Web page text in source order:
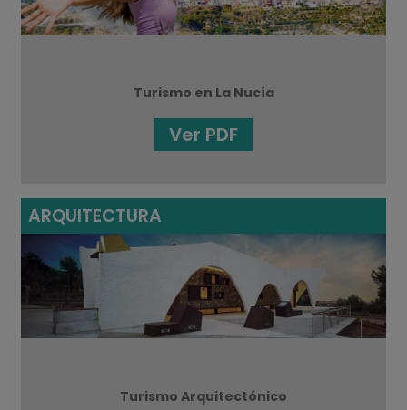
Turismo en La Nucía
Ver PDF
ARQUITECTURA
Turismo Arquitectónico